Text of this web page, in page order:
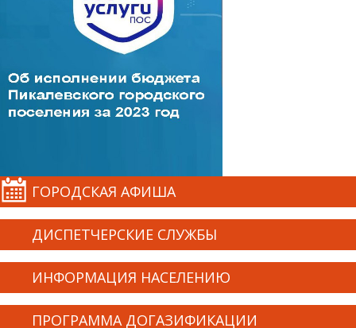
ГОРОДСКАЯ АФИША
ДИСПЕТЧЕРСКИЕ СЛУЖБЫ
ИНФОРМАЦИЯ НАСЕЛЕНИЮ
ПРОГРАММА ДОГАЗИФИКАЦИИ